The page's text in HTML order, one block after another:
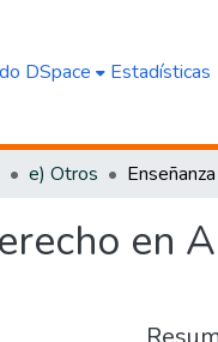
DSpace Estadísticas
e) Otros
en